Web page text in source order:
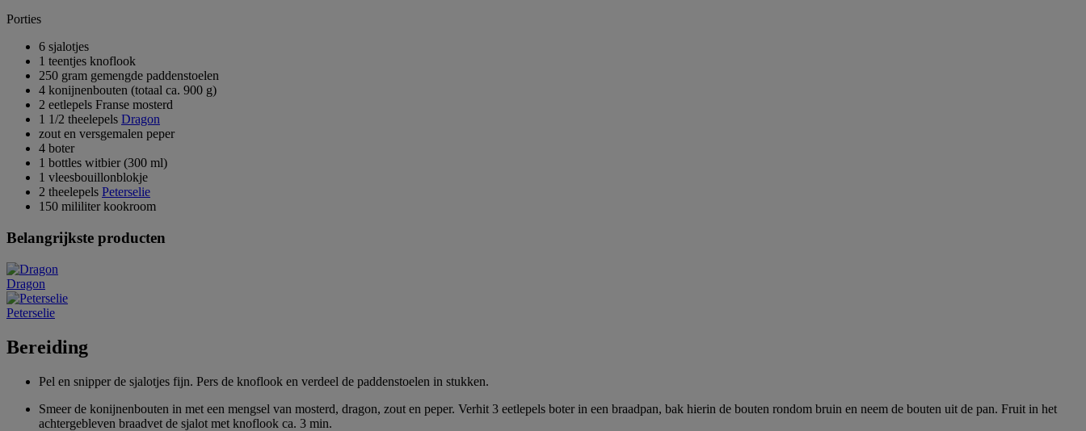
Porties
6 sjalotjes
1 teentjes knoflook
250 gram gemengde paddenstoelen
4 konijnenbouten (totaal ca. 900 g)
2 eetlepels Franse mosterd
1 1/2 theelepels Dragon
zout en versgemalen peper
4 boter
1 bottles witbier (300 ml)
1 vleesbouillonblokje
2 theelepels Peterselie
150 mililiter kookroom
Belangrijkste producten
Dragon
Peterselie
Bereiding
Pel en snipper de sjalotjes fijn. Pers de knoflook en verdeel de paddenstoelen in stukken.
Smeer de konijnenbouten in met een mengsel van mosterd, dragon, zout en peper. Verhit 3 eetlepels boter in een braadpan, bak hierin de bouten rondom bruin en neem de bouten uit de pan. Fruit in het
achtergebleven braadvet de sjalot met knoflook ca. 3 min.